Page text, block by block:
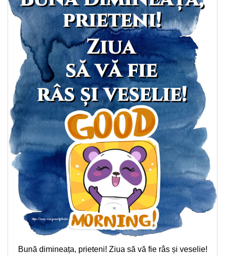
Bună dimineața, prieteni! Ziua să vă fie râs și veselie!